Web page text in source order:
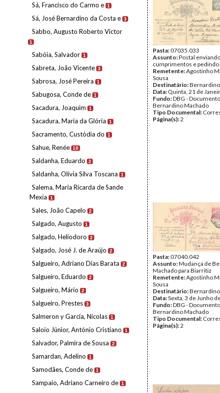
Sá, Francisco do Carmo e 1
Sá, José Bernardino da Costa e 3
Sabbo, Augusto Roberto Victor
1
Sabóia, Salvador 1
Sabreta, João Vicente 3
Sabrosa, José Pereira 1
Sabugosa, Conde de 1
Sacadura, Joaquim 1
Sacadura, Maria da Glória 1
Sacramento, Custódia do 1
Sahue, Renée 10
Saldanha, Eduardo 2
Saldanha, Olívia Silva Toscana 1
Salema, Maria Ricarda de Sande
Mexia
1
Sales, João Capelo 2
Salgado, Augusto 1
Salgado, Heliodoro 2
Salgado, José J. de Araújo 2
Salgueiro, Adriano Dias Barata 2
Salgueiro, Eduardo 2
Salgueiro, Mário 2
Salgueiro, Prestes 3
Salmeron y Garcia, Nicolas 1
Saloio Júnior, António Cristiano 1
Salvador, Palmira de Sousa 2
Samardan, Adelino 1
Samodães, Conde de 1
Sampaio, Adriano Carneiro de 1
Pasta:07035.033
Assunto:Postal enviando
cumprimentos e
Remetente:Agostinho
Sousa
Destinatário:
Data: Quinta, 21 de
Fundo:DBG -
Bernardino Machado
Tipo Documental:
Página(s):2
Pasta:07040.042
Assunto:Mudança de
Machado para Biarritiz
Remetente:Agostinho
Sousa
Destinatário:
Data:Sexta, 3 de Junho
Fundo:DBG -
Bernardino Machado
Tipo Documental:
Página(s):2